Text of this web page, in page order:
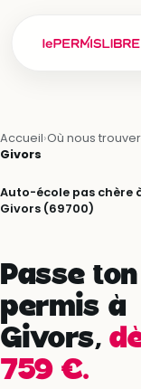
Accueil›Où nous trouver
Givors
Auto-école pas chère
Givors (69700)
Passe ton
permis à
Givors,
759 €.